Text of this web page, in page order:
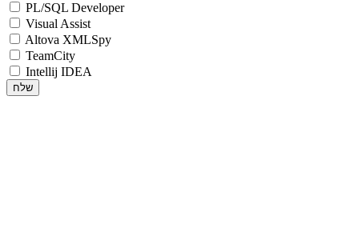
PL/SQL Developer
Visual Assist
Altova XMLSpy
TeamCity
Intellij IDEA